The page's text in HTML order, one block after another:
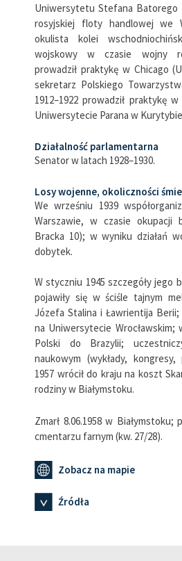
Uniwersytetu Stefana Batorego
rosyjskiej floty handlowej we
okulista kolei
wojskowy w czasie wojny
prowadził praktykę w Chicago
sekretarz Polskiego
1912–1922 prowadził praktykę
Uniwersytecie Parana w
Działalność parlamentarna
Senator w latach 1928–1930.
Losy wojenne, okoliczności
We wrześniu 1939
Warszawie, w czasie okupacji
Bracka 10); w wyniku działań
dobytek.
W styczniu 1945 szczegóły jego
pojawiły się w ściśle tajnym
Józefa Stalina i Ławrientija Berii;
na Uniwersytecie Wrocławskim;
Polski do Brazylii;
naukowym (wykłady,
1957 wrócił do kraju na koszt
rodziny w Białymstoku.
Zmarł 8.06.1958 w
cmentarzu farnym (kw. 27/28).
Zobacz na mapie
Źródła